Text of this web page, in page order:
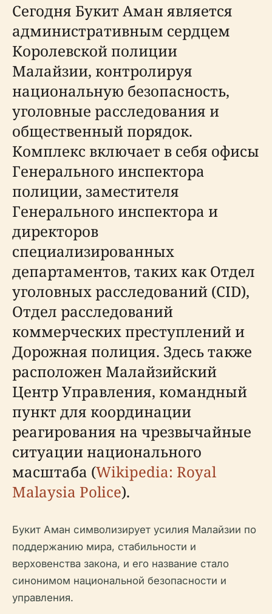
Сегодня Букит Аман является
административным сердцем
Королевской полиции
Малайзии, контролируя
национальную безопасность,
уголовные расследования и
общественный порядок.
Комплекс включает в себя офисы
Генерального инспектора
полиции, заместителя
Генерального инспектора и
директоров
специализированных
департаментов, таких как Отдел
уголовных расследований (CID),
Отдел расследований
коммерческих преступлений и
Дорожная полиция. Здесь также
расположен Малайзийский
Центр Управления, командный
пункт для координации
реагирования на чрезвычайные
ситуации национального
масштаба (Wikipedia: Royal
Malaysia Police).
Букит Аман символизирует усилия Малайзии по
поддержанию мира, стабильности и
верховенства закона, и его название стало
синонимом национальной безопасности и
управления.